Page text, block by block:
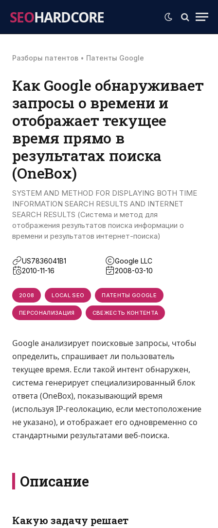
SEOHARDCORE
Разборы патентов • Патенты Google
Как Google обнаруживает
запросы о времени и
отображает текущее
время прямо в
результатах поиска
(OneBox)
SYSTEM AND METHOD FOR DISPLAYING BOTH TIME
INFORMATION SEARCH RESULTS AND INTERNET
SEARCH RESULTS (Система и метод для
отображения результатов поиска информации о
времени и результатов интернет-поиска)
US7836041B1
Google LLC
2010-11-16
2008-03-10
2008 LOCAL SEO ПАТЕНТЫ GOOGLE
ПЕРСОНАЛИЗАЦИЯ СВЕЖЕСТЬ КОНТЕНТА
Google анализирует поисковые запросы, чтобы
определить, спрашивает ли пользователь
текущее время. Если такой интент обнаружен,
система генерирует специализированный блок
ответа (OneBox), показывающий время
(используя IP-геолокацию, если местоположение
не указано), и отображает его одновременно со
стандартными результатами веб-поиска.
Описание
Какую задачу решает